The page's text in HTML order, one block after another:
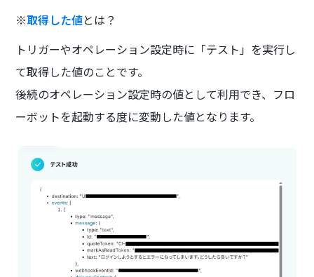
※取得した値とは？
トリガーやオペレーション設定時に「テスト」を実行し
て取得した値のことです。
後続のオペレーション設定時の値として利用でき、フロ
ーボットを起動する度に変動した値となります。